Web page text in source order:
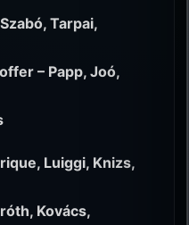
Tarpai,
– Papp, Joó,
Luiggi, Knizs,
Kovács,